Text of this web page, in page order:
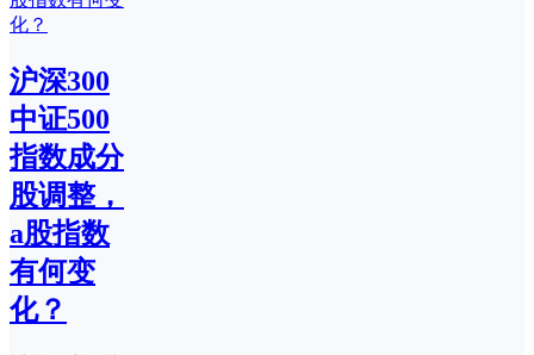
沪深300
中证500
指数成分
股调整，
a股指数
有何变
化？